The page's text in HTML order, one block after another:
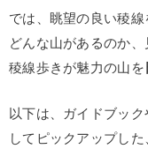
では、眺望の良い稜
どんな山があるのか、
稜線歩きが魅力の山を
以下は、ガイドブッ
してピックアップした